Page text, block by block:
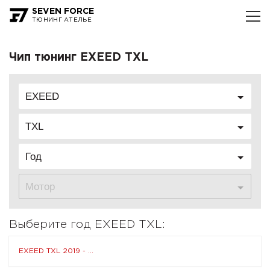
SEVEN FORCE
ТЮНИНГ АТЕЛЬЕ
Чип тюнинг EXEED TXL
EXEED
TXL
Год
Мотор
Выберите год EXEED TXL:
EXEED TXL 2019 - ...